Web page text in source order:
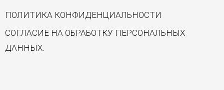
ПОЛИТИКА КОНФИДЕНЦИАЛЬНОСТИ
СОГЛАСИЕ НА ОБРАБОТКУ ПЕРСОНАЛЬНЫХ
ДАННЫХ.